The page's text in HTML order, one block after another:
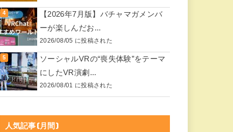
【2026年7月版】バチャマガメンバ
ーが楽しんだお...
2026/08/05 に投稿された
ソーシャルVRの“喪失体験”をテーマ
にしたVR演劇...
2026/08/01 に投稿された
人気記事(月間)